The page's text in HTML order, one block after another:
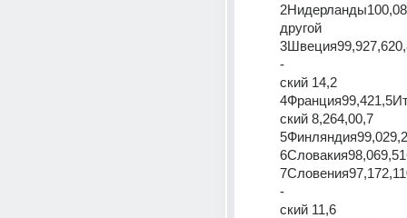
другой
-
ский 14,2
ский 8,264,00,7
-
ский 11,6